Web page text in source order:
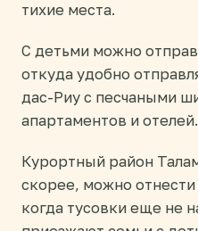
тихие места.
С детьми можно
откуда удобно
дас-Риу с песчаными
апартаментов и отелей.
Курортный район
скорее, можно
когда тусовки еще не